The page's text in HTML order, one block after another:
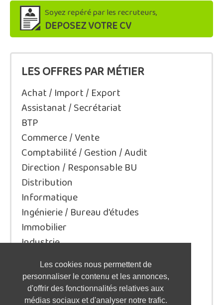
Les cookies nous permettent de
personnaliser le contenu et les annonces,
d'offrir des fonctionnalités relatives aux
médias sociaux et d'analyser notre trafic.
Soyez repéré par les recruteurs,
DEPOSEZ VOTRE CV
LES OFFRES PAR MÉTIER
Achat / Import / Export
Assistanat / Secrétariat
BTP
Commerce / Vente
Comptabilité / Gestion / Audit
Direction / Responsable BU
Distribution
Informatique
Ingénierie / Bureau d'études
Immobilier
Industrie
Juridique/Droit
Qualité / Sécurité / Environnement
Logistique / Transport